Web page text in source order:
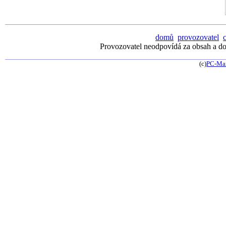
domů provozovatel
Provozovatel neodpovídá za obsah a
(c)PC-